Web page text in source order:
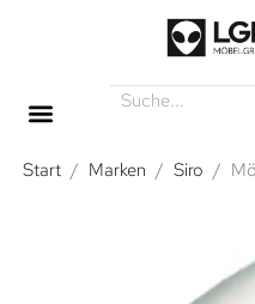
Start / Marken / Siro /